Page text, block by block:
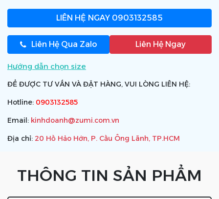
LIÊN HỆ NGAY 0903132585
Liên Hệ Qua Zalo Liên Hệ Ngay
Hướng dẫn chọn size
ĐỂ ĐƯỢC TƯ VẤN VÀ ĐẶT HÀNG, VUI LÒNG LIÊN HỆ:
Hotline: 0903132585
Email: kinhdoanh@zumi.com.vn
Địa chỉ: 20 Hồ Hảo Hớn, P. Cầu Ông Lãnh, TP.HCM
THÔNG TIN SẢN PHẨM